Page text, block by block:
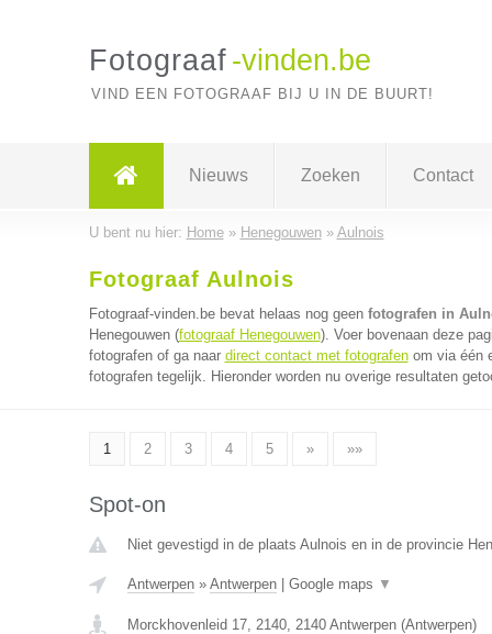
Fotograaf -vinden.be
VIND EEN FOTOGRAAF BIJ U IN DE BUURT!
Nieuws Zoeken Contact
U bent nu hier: Home» Henegouwen» Aulnois
Fotograaf Aulnois
Fotograaf-vinden.be bevat helaas nog geen fotografen in
Henegouwen (fotograaf Henegouwen). Voer bovenaan deze
fotografen of ga naar direct contact met fotografenom via één
fotografen tegelijk. Hieronder worden nu overige resultaten
1 2 3 4 5 » »»
Spot-on
Niet gevestigd in de plaats Aulnois en in de provincie
Antwerpen» Antwerpen| Google maps ▼
Morckhovenleid 17, 2140, 2140 Antwerpen(Antwerpen)